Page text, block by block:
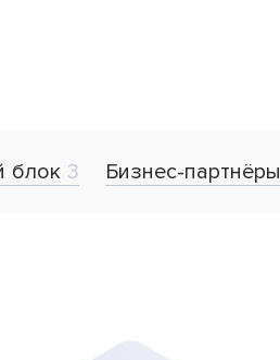
блок 3 Бизнес-партнёры